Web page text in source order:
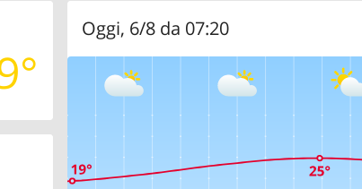
Oggi, 6/8 da 07:20